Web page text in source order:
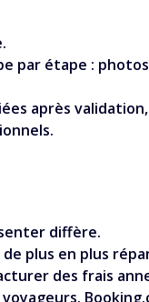
par étape :
après
diffère.
plus en plus
des frais